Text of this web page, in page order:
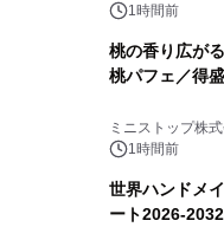
1時間前
桃の香り広が
桃パフェ／得
ミニストップ株
1時間前
世界ハンドメ
ート2026-